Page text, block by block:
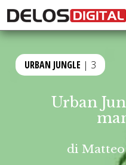
URBAN JUNGLE | 3
Urban
di